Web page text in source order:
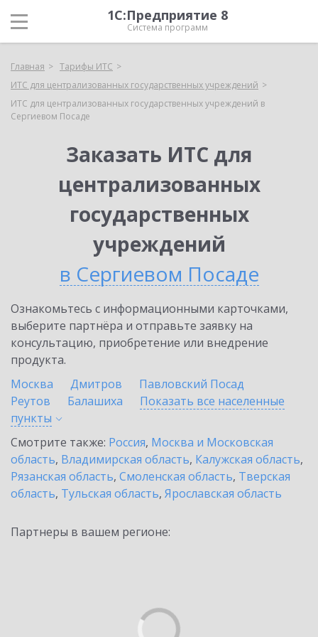
1С:Предприятие 8
Система программ
Главная
Тарифы ИТС
ИТС для централизованных государственных учреждений
ИТС для централизованных государственных учреждений в
Сергиевом Посаде
Заказать ИТС для
централизованных
государственных
учреждений
в Сергиевом Посаде
Ознакомьтесь с информационными карточками,
выберите партнёра и отправьте заявку на
консультацию, приобретение или внедрение
продукта.
Москва
Дмитров
Павловский Посад
Реутов
Балашиха
Показать все населенные
пункты
Смотрите также: Россия, Москва и Московская
область, Владимирская область, Калужская область,
Рязанская область, Смоленская область, Тверская
область, Тульская область, Ярославская область
Партнеры в вашем регионе: